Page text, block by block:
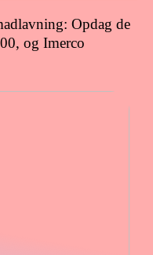
Opdag de
og Imerco